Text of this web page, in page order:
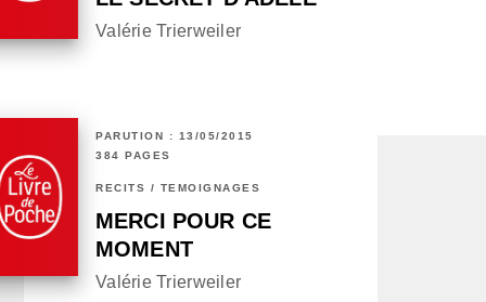
Valérie Trierweiler
PARUTION : 13/05/2015
384 PAGES
RÉCITS / TÉMOIGNAGES
MERCI POUR CE
MOMENT
Valérie Trierweiler